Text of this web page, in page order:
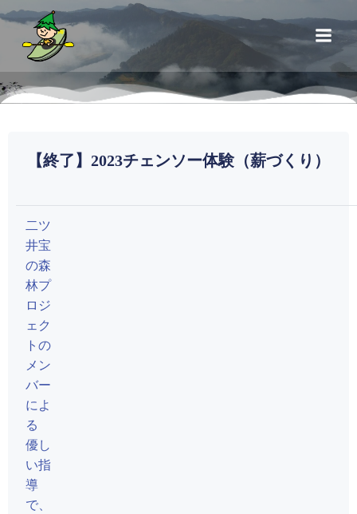
コ
ン
へ
ッ
【終了】2023チェンソー体験（薪づくり）
二ツ
井宝
の森
林プ
ロジ
ェク
トの
メン
バー
によ
る
優し
い指
導
で、